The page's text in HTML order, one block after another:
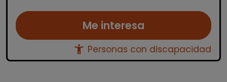
Me interesa
accessibility_new Personas con discapacidad